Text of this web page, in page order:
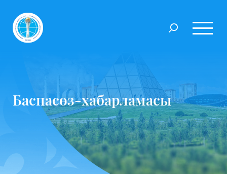
Баспасөз-хабарламасы